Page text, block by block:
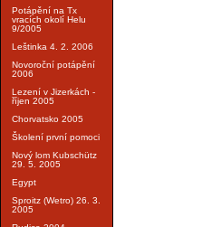
Potápění na Tx
vracích okolí Helu
9/2005
Leštinka 4. 2. 2006
Novoroční potápění
2006
Lezení v Jizerkách -
říjen 2005
Chorvatsko 2005
Školení první pomoci
Nový lom Kubschütz
29. 5. 2005
Egypt
Sproitz (Wetro) 26. 3.
2005